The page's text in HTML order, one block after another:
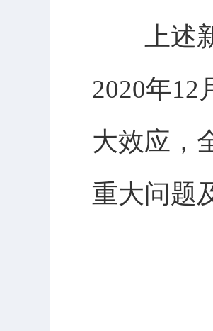
上述新
2020年12
大效应，
重大问题